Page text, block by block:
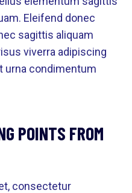
Eleifend donec
sagittis aliquam
viverra adipiscing
urna condimentum
POINTS FROM
consectetur